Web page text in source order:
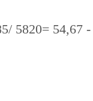
5820= 54,67